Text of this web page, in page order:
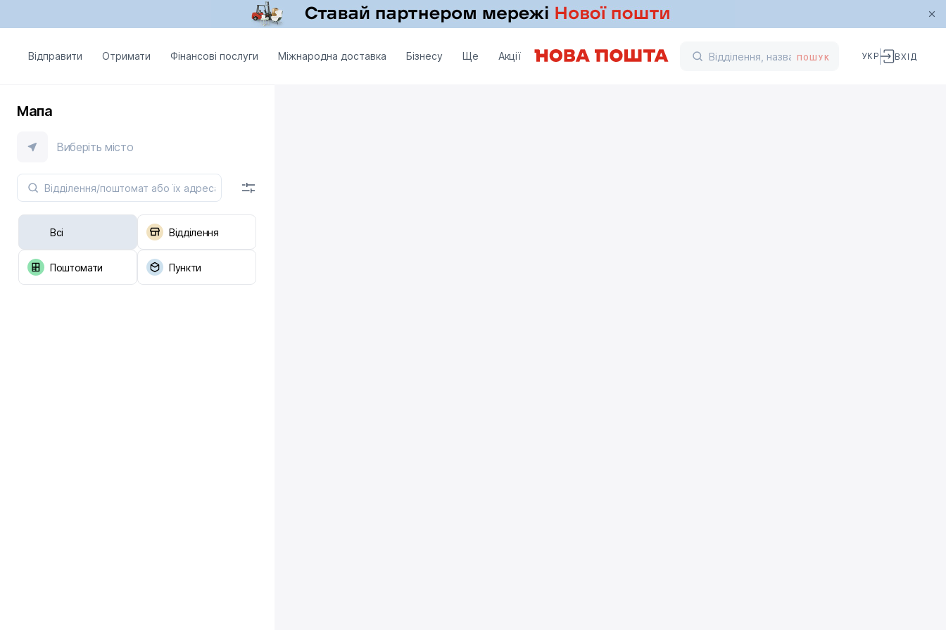
Відправити Отримати Фінансові послуги Міжнародна доставка Бізнесу Ще Акції ПОШУК УКР ВХІД
Мапа
Виберіть місто
Всі Відділення
Поштомати Пункти